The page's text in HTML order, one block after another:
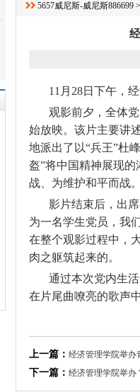
5657威尼斯-威尼斯886699
11月28日下午，
观影前夕，全体
始放映。该片主要讲
地派出了以“兵王”杜
盔”将中国精神展现
战、为维护和平而战
影片结束后，出
为一名学生党员，我
在整个观影过程中，
肉之躯筑起来的。
通过本次党内生
在片尾曲嘹亮的歌声
上一篇： 经济管理学院举办
下一篇： 经济管理学院举办